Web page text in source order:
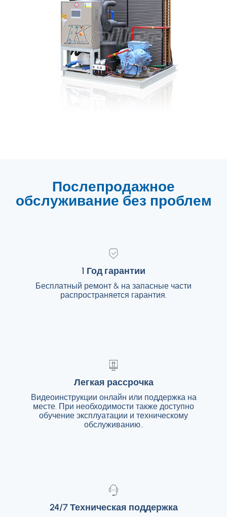
Послепродажное
обслуживание без проблем
1 Год гарантии
Бесплатный ремонт & на запасные части
распространяется гарантия.
1 Год гарантии
Бесплатный ремонт & на запасные части
распространяется гарантия.
Легкая рассрочка
Видеоинструкции онлайн или поддержка на
месте. При необходимости также доступно
обучение эксплуатации и техническому
обслуживанию..
Легкая рассрочка
Видеоинструкции онлайн или поддержка на
месте. При необходимости также доступно
обучение эксплуатации и техническому
обслуживанию..
24/7 Техническая поддержка
24/7 Техническая поддержка